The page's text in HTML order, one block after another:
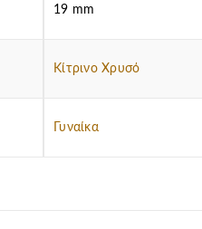
19 mm
Κίτρινο Χρυσό
Γυναίκα